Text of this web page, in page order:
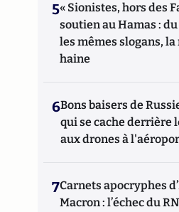
5« Sionistes, hors des
soutien au Hamas : du
les mêmes slogans, la
haine
6Bons baisers de
qui se cache derrière
aux drones à
7Carnets apocryphes
Macron : l’échec du